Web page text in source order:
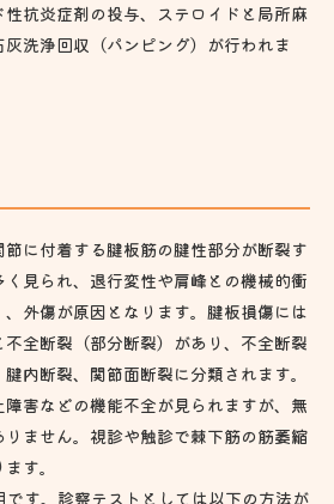
抗炎症剤の投与、ステロイドと局所麻
洗浄回収（パンピング）が行われま
に付着する腱板筋の腱性部分が断裂す
見られ、退行変性や肩峰との機械的衝
外傷が原因となります。腱板損傷には
全断裂（部分断裂）があり、不全断裂
内断裂、関節面断裂に分類されます。
害などの機能不全が見られますが、無
ません。視診や触診で棘下筋の筋萎縮
す。
す。診察テストとしては以下の方法が